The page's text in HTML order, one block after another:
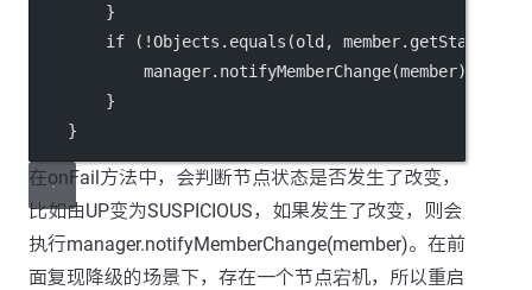
        }
if (!Objects.equals(old, member.getState()))
            manager.notifyMemberChange(member);
        }
    }
在onFail方法中，会判断节点状态是否发生了改变，
比如由UP变为SUSPICIOUS，如果发生了改变，则会
执行manager.notifyMemberChange(member)。在前
面复现降级的场景下，存在一个节点宕机，所以重启